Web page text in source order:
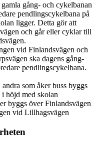
gång- och cykelbanan
pendlingscykelbana på
ligger. Detta gör att
och går eller cyklar till
vid Finlandsvägen och
ska dagens gång-
pendlingscykelbana.
som åker buss byggs
höjd med skolan
byggs över Finlandsvägen
vid Lillhagsvägen